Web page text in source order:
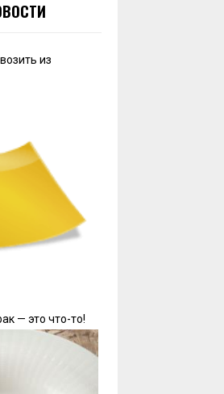
из
— это что-то!